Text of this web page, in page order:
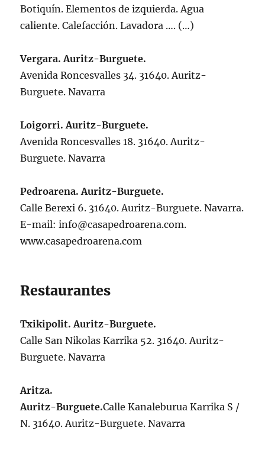
Botiquín. Elementos de izquierda. Agua
caliente. Calefacción. Lavadora …. (…)
Vergara. Auritz-Burguete.
Avenida Roncesvalles 34. 31640. Auritz-
Burguete. Navarra
Loigorri. Auritz-Burguete.
Avenida Roncesvalles 18. 31640. Auritz-
Burguete. Navarra
Pedroarena. Auritz-Burguete.
Calle Berexi 6. 31640. Auritz-Burguete. Navarra.
E-mail:info@casapedroarena.com.
www.casapedroarena.com
Restaurantes
Txikipolit. Auritz-Burguete.
Calle San Nikolas Karrika 52. 31640. Auritz-
Burguete. Navarra
Aritza.
Auritz-Burguete.Calle Kanaleburua Karrika S /
N. 31640. Auritz-Burguete. Navarra